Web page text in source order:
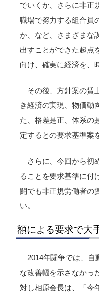
でいくか、さらに非正
職場で努力する組合員
か、など、さまざまな
出すことができた起点
向け、確実に経済を、
その後、方針案の賃
き経済の実現、物価動
た、格差是正、体系の
定するとの要求基準案
さらに、今回から初
ることを要求基準に付
闘でも非正規労働者の
い。
額による要求で大
2014年闘争では、自
な改善幅を示さなかっ
対し相原会長は、「今